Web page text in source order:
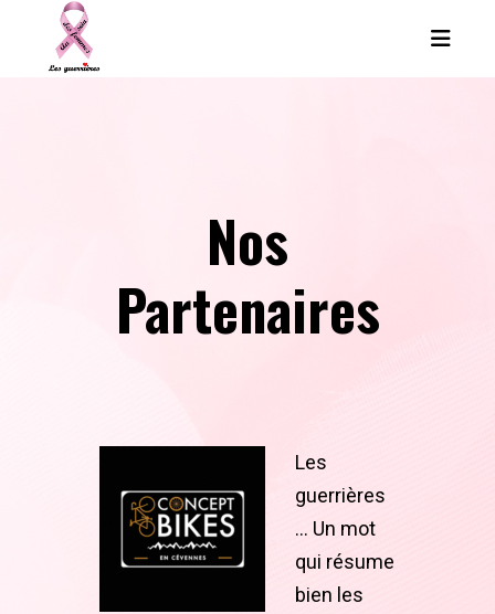
Nos
Partenaires
Les
guerrières
… Un mot
qui résume
bien les